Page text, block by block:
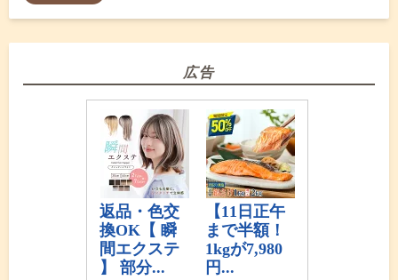
広告